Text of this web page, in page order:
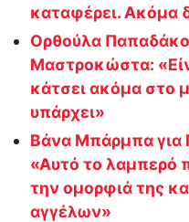
καταφέρει. Ακόμα
Ορθούλα
Μαστροκώστα:
κάτσει ακόμα στο
υπάρχει»
Βάνα Μπάρμπα
«Αυτό το λαμπερό
την ομορφιά της
αγγέλων»